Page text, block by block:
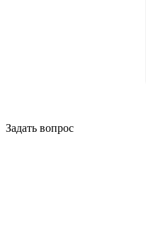
Задать вопрос